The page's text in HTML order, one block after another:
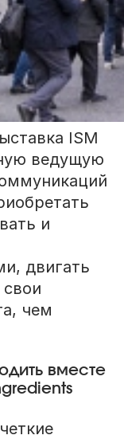
ISM
ведущую
и
двигать
чем
вместе